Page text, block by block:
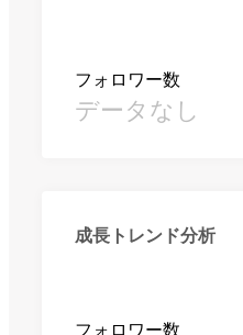
フォロワー数
データなし
成長トレンド分析
フォロワー数